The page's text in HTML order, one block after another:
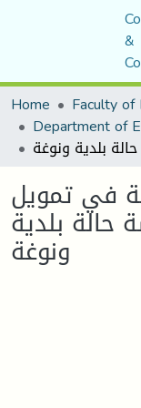
&
Home
Department of
في تمویل
حالة بلدیة
ونوغة